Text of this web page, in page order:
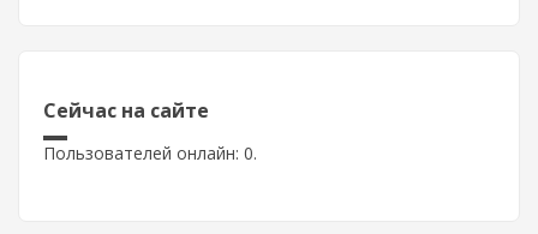
Сейчас на сайте
Пользователей онлайн: 0.